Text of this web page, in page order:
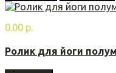
0.00 р.
Ролик для йоги